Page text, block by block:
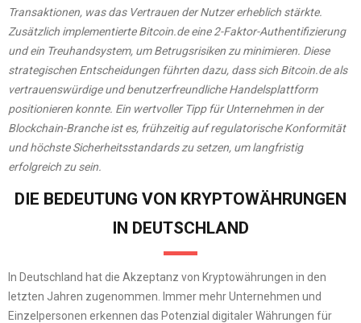
Transaktionen, was das Vertrauen der Nutzer erheblich stärkte.
Zusätzlich implementierte Bitcoin.de eine 2-Faktor-Authentifizierung
und ein Treuhandsystem, um Betrugsrisiken zu minimieren. Diese
strategischen Entscheidungen führten dazu, dass sich Bitcoin.de als
vertrauenswürdige und benutzerfreundliche Handelsplattform
positionieren konnte. Ein wertvoller Tipp für Unternehmen in der
Blockchain-Branche ist es, frühzeitig auf regulatorische Konformität
und höchste Sicherheitsstandards zu setzen, um langfristig
erfolgreich zu sein.
DIE BEDEUTUNG VON KRYPTOWÄHRUNGEN
IN DEUTSCHLAND
In Deutschland hat die Akzeptanz von Kryptowährungen in den
letzten Jahren zugenommen. Immer mehr Unternehmen und
Einzelpersonen erkennen das Potenzial digitaler Währungen für